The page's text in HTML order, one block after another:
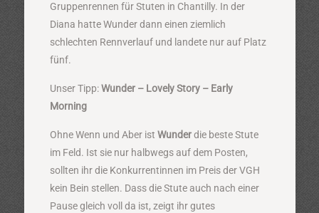
Gruppenrennen für Stuten in Chantilly. In der
Diana hatte Wunder dann einen ziemlich
schlechten Rennverlauf und landete nur auf Platz
fünf.
Unser Tipp:Wunder – Lovely Story – Early
Morning
Ohne Wenn und Aber ist Wunderdie beste Stute
im Feld. Ist sie nur halbwegs auf dem Posten,
sollten ihr die Konkurrentinnen im Preis der VGH
kein Bein stellen. Dass die Stute auch nach einer
Pause gleich voll da ist, zeigt ihr gutes